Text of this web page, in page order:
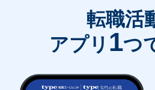
転職活
アプリ 1つ